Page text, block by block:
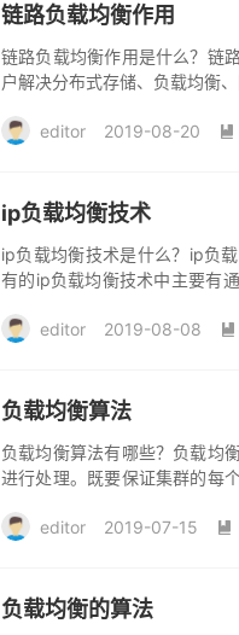
链路负载均衡作用
链路负载均衡作用是什么？链
户解决分布式存储、负载均衡
editor 2019-08-20 
ip负载均衡技术
ip负载均衡技术是什么？ip负
有的ip负载均衡技术中主要有
editor
2019-08-08 
负载均衡算法
负载均衡算法有哪些？负载均
进行处理。既要保证集群的每
editor
2019-07-15 
负载均衡的算法